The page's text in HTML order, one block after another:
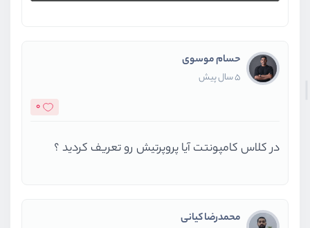
حسام موسوی
5 سال پیش
0
در کلاس کامپونتت آیا پروپرتیش رو تعریف کردید ؟
محمدرضا کیانی